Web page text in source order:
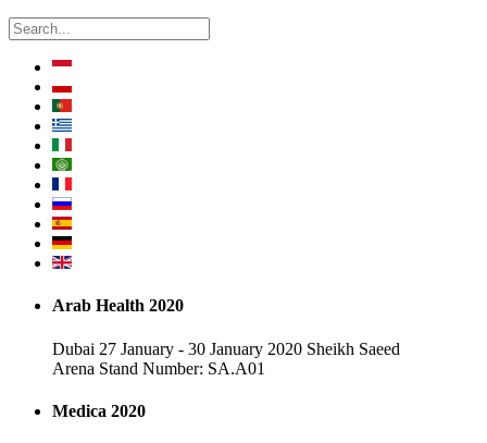
Arab Health 2020
Dubai 27 January - 30 January 2020 Sheikh Saeed
Arena Stand Number: SA.A01
Medica 2020